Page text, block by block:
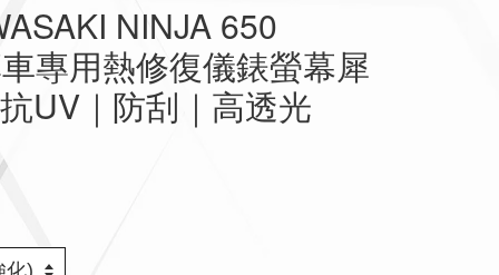
NINJA 650
專用熱修復儀錶螢幕犀
UV｜防刮｜高透光